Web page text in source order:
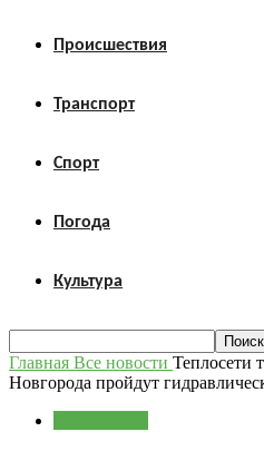
Происшествия
Транспорт
Спорт
Погода
Культура
Главная Все новости Теплосети
Новгорода пройдут